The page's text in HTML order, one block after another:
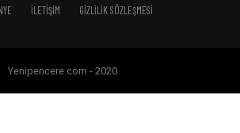
İLETIŞIM GIZLILIK SÖZLEŞMESI
Yenipencere.com - 2020